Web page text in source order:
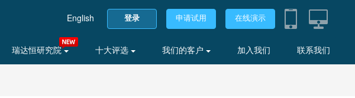
English 登录 申请试用 在线演示
瑞达恒研究院 十大评选 我们的客户 加入我们 联系我们